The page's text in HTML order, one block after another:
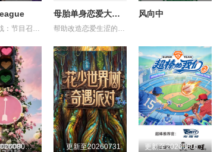
母胎单身恋爱大作战2（节目售后） 风向中
更新至20260807(第1期陪看上) 更新至20260731 更新至20260807(第2期)